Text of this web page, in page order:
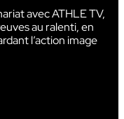
avec ATHLE TV,
au ralenti, en
l’action image